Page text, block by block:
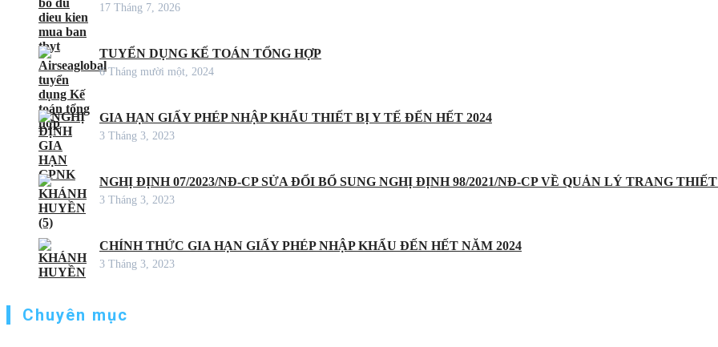
17 Tháng 7, 2026
TUYỂN DỤNG KẾ TOÁN TỔNG HỢP
6 Tháng mười một, 2024
GIA HẠN GIẤY PHÉP NHẬP KHẨU THIẾT BỊ Y TẾ ĐẾN HẾT 2024
3 Tháng 3, 2023
NGHỊ ĐỊNH 07/2023/NĐ-CP SỬA ĐỔI BỔ SUNG NGHỊ ĐỊNH 98/2021/NĐ-CP VỀ QUẢN LÝ TRANG
3 Tháng 3, 2023
CHÍNH THỨC GIA HẠN GIẤY PHÉP NHẬP KHẨU ĐẾN HẾT NĂM 2024
3 Tháng 3, 2023
Chuyên mục